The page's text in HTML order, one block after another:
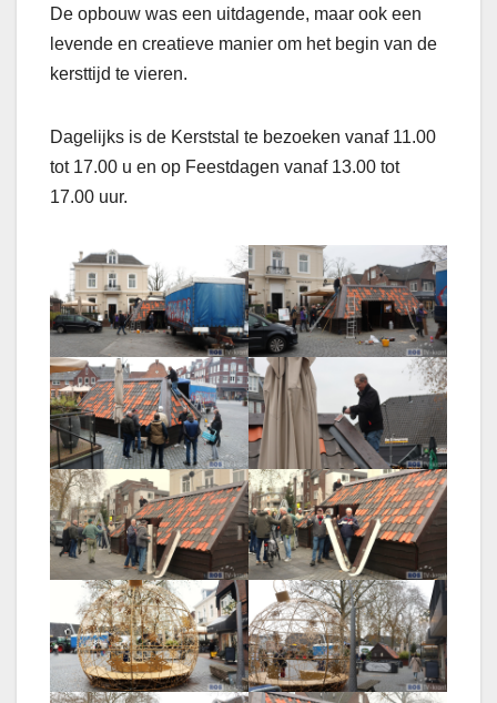
De opbouw was een uitdagende, maar ook een
levende en creatieve manier om het begin van de
kersttijd te vieren.
Dagelijks is de Kerststal te bezoeken vanaf 11.00
tot 17.00 u en op Feestdagen vanaf 13.00 tot
17.00 uur.